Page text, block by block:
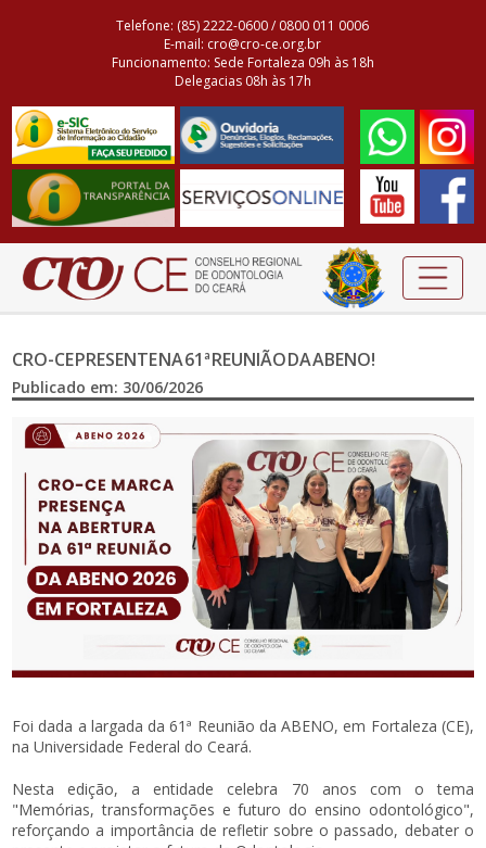
Telefone: (85) 2222-0600 / 0800 011 0006
E-mail: cro@cro-ce.org.br
Funcionamento: Sede Fortaleza 09h às 18h
Delegacias 08h às 17h
CRO-CE PRESENTE NA 61ª REUNIÃO DA ABENO!
Publicado em: 30/06/2026
Foi dada a largada da 61ª Reunião da ABENO, em Fortaleza (CE),
na Universidade Federal do Ceará.
Nesta edição, a entidade celebra 70 anos com o tema
"Memórias, transformações e futuro do ensino odontológico",
reforçando a importância de refletir sobre o passado, debater o